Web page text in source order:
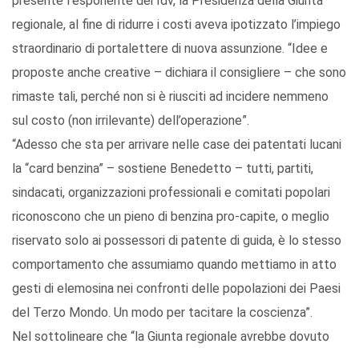
regionale, al fine di ridurre i costi aveva ipotizzato l’impiego
straordinario di portalettere di nuova assunzione. “Idee e
proposte anche creative – dichiara il consigliere – che sono
rimaste tali, perché non si è riusciti ad incidere nemmeno
sul costo (non irrilevante) dell’operazione”.
“Adesso che sta per arrivare nelle case dei patentati lucani
la “card benzina” – sostiene Benedetto – tutti, partiti,
sindacati, organizzazioni professionali e comitati popolari
riconoscono che un pieno di benzina pro-capite, o meglio
riservato solo ai possessori di patente di guida, è lo stesso
comportamento che assumiamo quando mettiamo in atto
gesti di elemosina nei confronti delle popolazioni dei Paesi
del Terzo Mondo. Un modo per tacitare la coscienza”.
Nel sottolineare che “la Giunta regionale avrebbe dovuto